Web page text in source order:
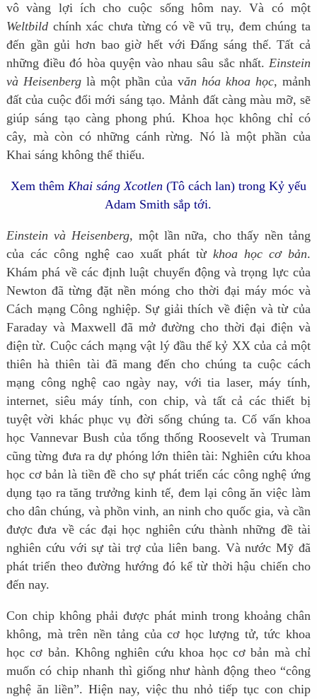
vô vàng lợi ích cho cuộc sống hôm nay. Và có một
Weltbild chính xác chưa từng có về vũ trụ, đem chúng ta
đến gần gủi hơn bao giờ hết với Đấng sáng thế. Tất cả
những điều đó hòa quyện vào nhau sâu sắc nhất. Einstein
và Heisenberglà một phần của văn hóa khoa học, mảnh
đất của cuộc đổi mới sáng tạo. Mảnh đất càng màu mỡ, sẽ
giúp sáng tạo càng phong phú. Khoa học không chỉ có
cây, mà còn có những cánh rừng. Nó là một phần của
Khai sáng không thể thiếu.
Xem thêm Khai sáng Xcotlen (Tô cách lan) trong Kỷ yếu
Adam Smith sắp tới.
Einstein và Heisenberg, một lần nữa, cho thấy nền tảng
của các công nghệ cao xuất phát từkhoa học cơ bản.
Khám phá về các định luật chuyển động và trọng lực của
Newton đã từng đặt nền móng cho thời đại máy móc và
Cách mạng Công nghiệp. Sự giải thích về điện và từ của
Faraday và Maxwell đã mở đường cho thời đại điện và
điện từ. Cuộc cách mạng vật lý đầu thế kỷ XX của cả một
thiên hà thiên tài đã mang đến cho chúng ta cuộc cách
mạng công nghệ cao ngày nay, với tia laser, máy tính,
internet, siêu máy tính, con chip, và tất cả các thiết bị
tuyệt vời khác phục vụ đời sống chúng ta. Cố vấn khoa
học Vannevar Bush của tổng thống Roosevelt và Truman
cũng từng đưa ra dự phóng lớn thiên tài: Nghiên cứu khoa
học cơ bản là tiền đề cho sự phát triển các công nghệ ứng
dụng tạo ra tăng trưởng kinh tế, đem lại công ăn việc làm
cho dân chúng, và phồn vinh, an ninh cho quốc gia, và cần
được đưa về các đại học nghiên cứu thành những đề tài
nghiên cứu với sự tài trợ của liên bang. Và nước Mỹ đã
phát triển theo đường hướng đó kể từ thời hậu chiến cho
đến nay.
Con chip không phải được phát minh trong khoảng chân
không, mà trên nền tảng của cơ học lượng tử, tức khoa
học cơ bản. Không nghiên cứu khoa học cơ bản mà chỉ
muốn có chip nhanh thì giống như hành động theo “công
nghệ ăn liền”. Hiện nay, việc thu nhỏ tiếp tục con chip